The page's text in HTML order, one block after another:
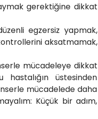
gerektiğine dikkat
egzersiz yapmak,
aksatmamak,
mücadeleye dikkat
üstesinden
mücadelede daha
Küçük bir adım,